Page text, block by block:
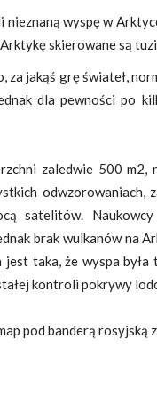
wyspę w
Arktykę skierowane są
za jakąś grę świateł,
dla pewności po
zaledwie 500
odwzorowaniach,
satelitów.
brak wulkanów na
taka, że wyspa
kontroli pokrywy
pod banderą rosyjską z